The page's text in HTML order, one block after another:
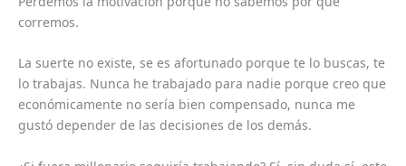
corremos.
La suerte no existe, se es afortunado porque te lo buscas, te
lo trabajas. Nunca he trabajado para nadie porque creo que
económicamente no sería bien compensado, nunca me
gustó depender de las decisiones de los demás.